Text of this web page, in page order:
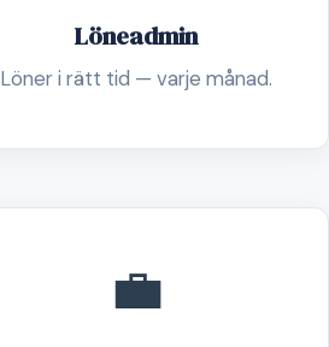
Löneadmin
Löner i rätt tid — varje månad.
💼